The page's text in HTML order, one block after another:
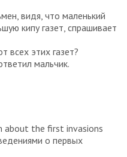
видя, что маленький
кипу газет, спрашивает
всех этих газет?
мальчик.
about the first invasions
о первых